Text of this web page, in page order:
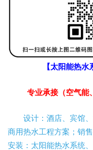
【太阳能热水
专业承接（空气能
设计：酒店、宾馆
商用热水工程方案；销
安装：太阳能热水系统